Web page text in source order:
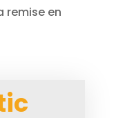
remise en